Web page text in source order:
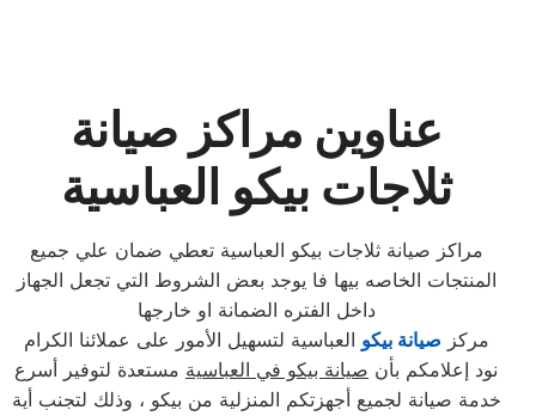
عناوين مراكز صيانة
ثلاجات بيكو العباسية
مراكز صيانة ثلاجات بيكو العباسية تعطي ضمان علي جميع
المنتجات الخاصه بيها فا يوجد بعض الشروط التي تجعل الجهاز
داخل الفتره الضمانة او خارجها
مركز صيانة بيكو العباسية لتسهيل الأمور على عملائنا الكرام
نود إعلامكم بأن صيانة بيكو في العباسية مستعدة لتوفير أسرع
خدمة صيانة لجميع أجهزتكم المنزلية من بيكو ، وذلك لتجنب أية